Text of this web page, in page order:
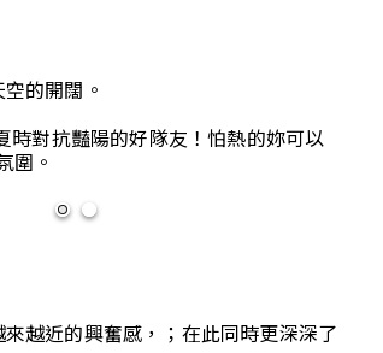
的開闊。
對抗豔陽的好隊友！怕熱的妳可以
圍。
越近的興奮感，；在此同時更深深了